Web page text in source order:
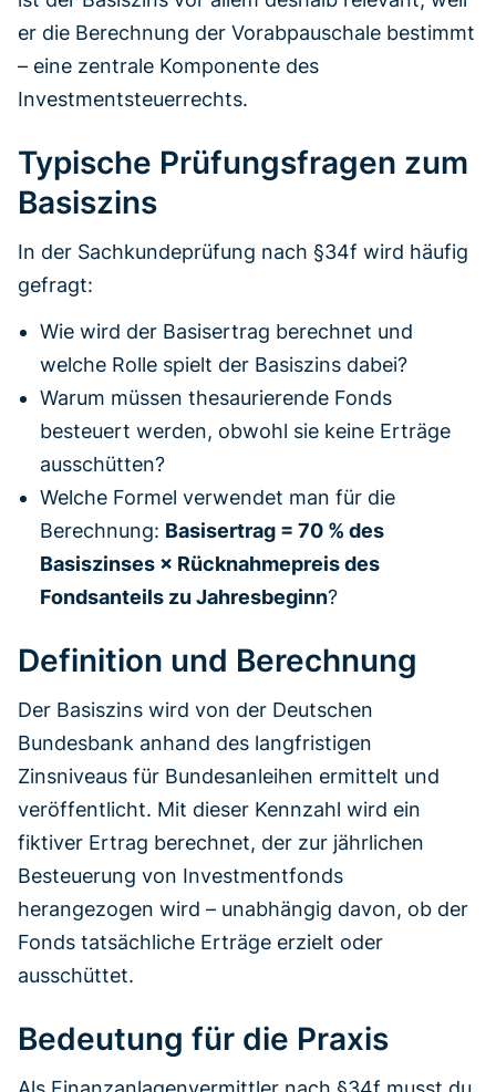
er die Berechnung der Vorabpauschale bestimmt
– eine zentrale Komponente des
Investmentsteuerrechts.
Typische Prüfungsfragen zum
Basiszins
In der Sachkundeprüfung nach §34f wird häufig
gefragt:
Wie wird der Basisertrag berechnet und
welche Rolle spielt der Basiszins dabei?
Warum müssen thesaurierende Fonds
besteuert werden, obwohl sie keine Erträge
ausschütten?
Welche Formel verwendet man für die
Berechnung: Basisertrag = 70 % des
Basiszinses × Rücknahmepreis des
Fondsanteils zu Jahresbeginn?
Definition und Berechnung
Der Basiszins wird von der Deutschen
Bundesbank anhand des langfristigen
Zinsniveaus für Bundesanleihen ermittelt und
veröffentlicht. Mit dieser Kennzahl wird ein
fiktiver Ertrag berechnet, der zur jährlichen
Besteuerung von Investmentfonds
herangezogen wird – unabhängig davon, ob der
Fonds tatsächliche Erträge erzielt oder
ausschüttet.
Bedeutung für die Praxis